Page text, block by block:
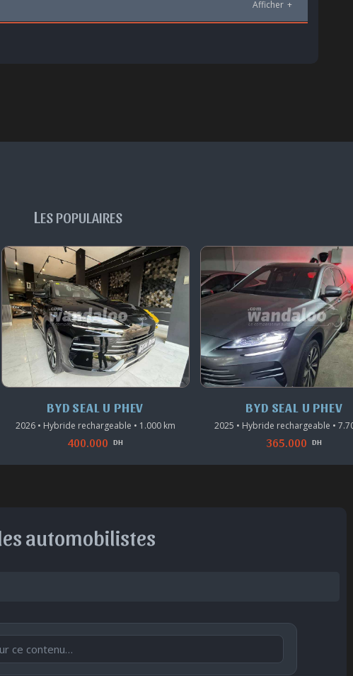
Afficher +
L ES POPULAIRES
BYD SEAL U PHEV
2026 • Hybride rechargeable • 1.000 km
400.000 DH
BYD SEAL U PHEV
2025 • Hybride rechargeable •
365.000 DH
automobilistes
Publier